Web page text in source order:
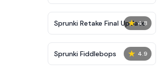
★ 4.8
Sprunki Retake Final Update
★ 4.9
Sprunki Fiddlebops